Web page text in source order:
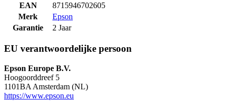
EAN
8715946702605
Merk
Epson
Garantie
2 Jaar
EU verantwoordelijke persoon
Epson Europe B.V.
Hoogoorddreef 5
1101BA Amsterdam (NL)
https://www.epson.eu